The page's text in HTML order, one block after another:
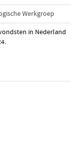
Werkgroep
in Nederland